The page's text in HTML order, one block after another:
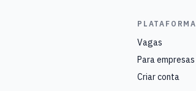
PLATAFORMA
Vagas
Para empresas
Criar conta